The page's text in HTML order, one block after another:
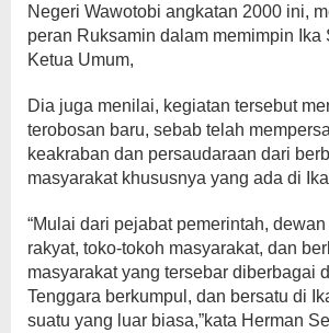
Negeri Wawotobi angkatan 2000 ini,
peran Ruksamin dalam memimpin Ika
Ketua Umum,
Dia juga menilai, kegiatan tersebut
terobosan baru, sebab telah
keakraban dan persaudaraan dari
masyarakat khususnya yang ada di
“Mulai dari pejabat pemerintah,
rakyat, toko-tokoh masyarakat, dan
masyarakat yang tersebar diberbagai
Tenggara berkumpul, dan bersatu di
suatu yang luar biasa,”kata Herman